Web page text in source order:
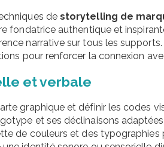
de storytelling de
fondatrice authentique et
narrative sur tous les supports.
pour renforcer la connexion
et verbale
graphique et définir les codes
et ses déclinaisons
de couleurs et des typographies